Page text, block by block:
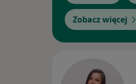
Zobacz więcej